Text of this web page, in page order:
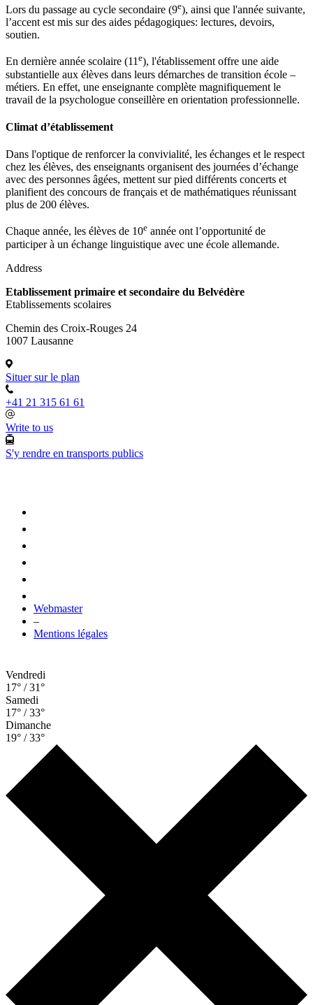
Lors du passage au cycle secondaire (9e), ainsi que l'année suivante,
l’accent est mis sur des aides pédagogiques: lectures, devoirs,
soutien.
En dernière année scolaire (11e), l'établissement offre une aide
substantielle aux élèves dans leurs démarches de transition école –
métiers. En effet, une enseignante complète magnifiquement le
travail de la psychologue conseillère en orientation professionnelle.
Climat d’établissement
Dans l'optique de renforcer la convivialité, les échanges et le respect
chez les élèves, des enseignants organisent des journées d’échange
avec des personnes âgées, mettent sur pied différents concerts et
planifient des concours de français et de mathématiques réunissant
plus de 200 élèves.
Chaque année, les élèves de 10e année ont l’opportunité de
participer à un échange linguistique avec une école allemande.
Address
Etablissement primaire et secondaire du Belvédère
Etablissements scolaires
Chemin des Croix-Rouges 24
1007 Lausanne
Situer sur le plan
+41 21 315 61 61
Write to us
S'y rendre en transports publics
Webmaster
–
Mentions légales
Vendredi
17° / 31°
Samedi
17° / 33°
Dimanche
19° / 33°